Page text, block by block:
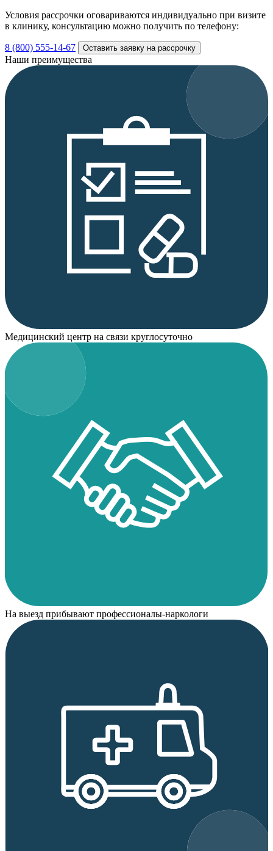
Условия рассрочки оговариваются индивидуально при визите
в клинику, консультацию можно получить по телефону:
8 (800) 555-14-67 Оставить заявку на рассрочку
Наши преимущества
Медицинский центр на связи круглосуточно
На выезд прибывают профессионалы-наркологи